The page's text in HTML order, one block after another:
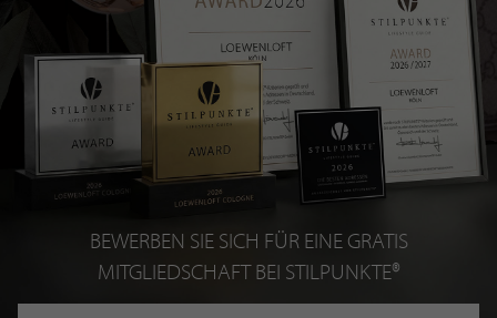
BEWERBEN SIE SICH FÜR EINE GRATIS
MITGLIEDSCHAFT BEI STILPUNKTE®